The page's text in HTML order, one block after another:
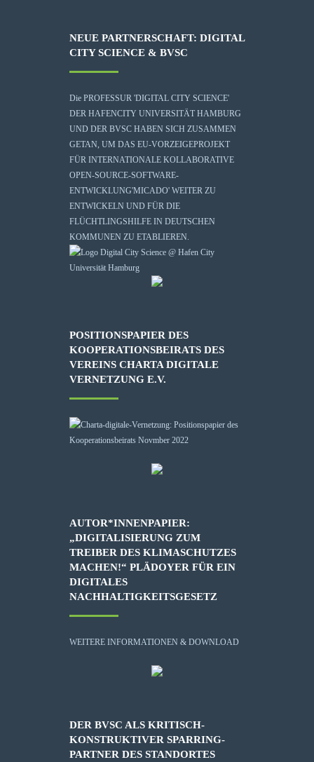
NEUE PARTNERSCHAFT: DIGITAL
CITY SCIENCE & BVSC
Die PROFESSUR 'DIGITAL CITY SCIENCE'
DER HAFENCITY UNIVERSITÄT HAMBURG
UND DER BVSC HABEN SICH ZUSAMMEN
GETAN, UM DAS EU-VORZEIGEPROJEKT
FÜR INTERNATIONALE KOLLABORATIVE
OPEN-SOURCE-SOFTWARE-
ENTWICKLUNG'MICADO' WEITER ZU
ENTWICKELN UND FÜR DIE
FLÜCHTLINGSHILFE IN DEUTSCHEN
KOMMUNEN ZU ETABLIEREN.
POSITIONSPAPIER DES
KOOPERATIONSBEIRATS DES
VEREINS CHARTA DIGITALE
VERNETZUNG E.V.
AUTOR*INNENPAPIER:
„DIGITALISIERUNG ZUM
TREIBER DES KLIMASCHUTZES
MACHEN!“ PLÄDOYER FÜR EIN
DIGITALES
NACHHALTIGKEITSGESETZ
WEITERE INFORMATIONEN & DOWNLOAD
DER BVSC ALS KRITISCH-
KONSTRUKTIVER SPARRING-
PARTNER DES STANDORTES